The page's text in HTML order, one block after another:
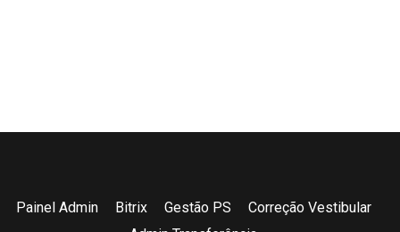
Painel Admin Bitrix Gestão PS
Correção Vestibular